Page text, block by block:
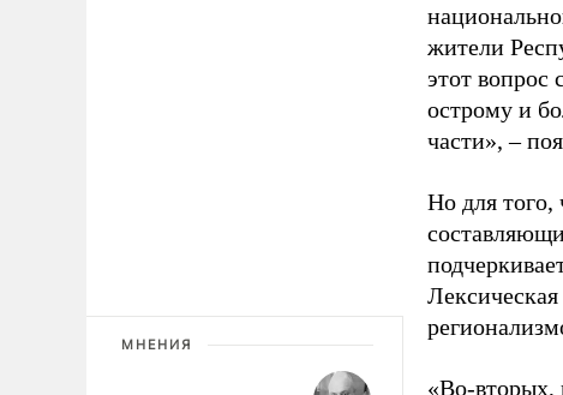
МНЕНИЯ
жители
этот вопрос
острому и
части», –
Но для того,
«Во-вторых,